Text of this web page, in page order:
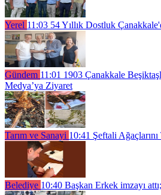
Yerel 11:03 54 Yıllık Dostluk
Gündem 11:01 1903 Çanakkale
Medya’ya Ziyaret
Tarım ve Sanayi 10:41 Şeftali
Belediye 10:40 Başkan Erkek imzayı